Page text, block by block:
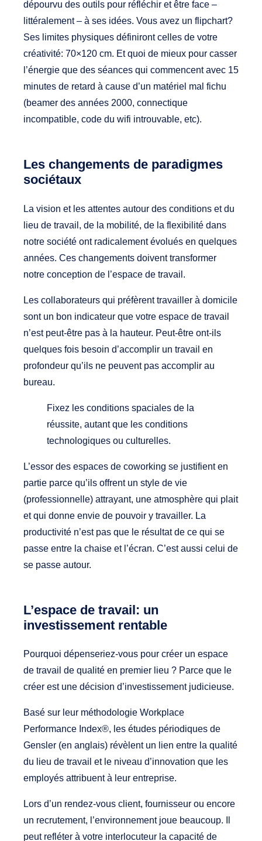
dépourvu des outils pour réfléchir et être face –
littéralement – à ses idées. Vous avez un flipchart?
Ses limites physiques définiront celles de votre
créativité: 70×120 cm. Et quoi de mieux pour casser
l’énergie que des séances qui commencent avec 15
minutes de retard à cause d’un matériel mal fichu
(beamer des années 2000, connectique
incompatible, code du wifi introuvable, etc).
Les changements de paradigmes
sociétaux
La vision et les attentes autour des conditions et du
lieu de travail, de la mobilité, de la flexibilité dans
notre société ont radicalement évolués en quelques
années. Ces changements doivent transformer
notre conception de l’espace de travail.
Les collaborateurs qui préfèrent travailler à domicile
sont un bon indicateur que votre espace de travail
n’est peut-être pas à la hauteur. Peut-être ont-ils
quelques fois besoin d’accomplir un travail en
profondeur qu’ils ne peuvent pas accomplir au
bureau.
Fixez les conditions spaciales de la
réussite, autant que les conditions
technologiques ou culturelles.
L’essor des espaces de coworking se justifient en
partie parce qu’ils offrent un style de vie
(professionnelle) attrayant, une atmosphère qui plait
et qui donne envie de pouvoir y travailler. La
productivité n’est pas que le résultat de ce qui se
passe entre la chaise et l’écran. C’est aussi celui de
se passe autour.
L’espace de travail: un
investissement rentable
Pourquoi dépenseriez-vous pour créer un espace
de travail de qualité en premier lieu ? Parce que le
créer est une décision d’investissement judicieuse.
Basé sur leur méthodologie Workplace
Performance Index®, les études périodiques de
Gensler (en anglais) révèlent un lien entre la qualité
du lieu de travail et le niveau d’innovation que les
employés attribuent à leur entreprise.
Lors d’un rendez-vous client, fournisseur ou encore
un recrutement, l’environnement joue beaucoup. Il
peut refléter à votre interlocuteur la capacité de